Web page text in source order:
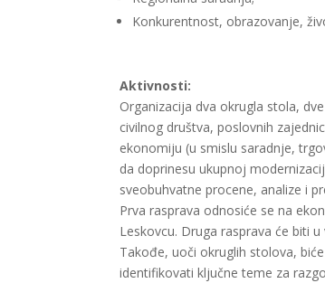
Kоnkurеntnоst, оbrаzоvаnjе,
Aktivnosti:
Organizacija dva okrugla stola,
civilnog društva, poslovnih
ekonomiju (u smislu saradnje,
da doprinesu ukupnoj
sveobuhvatne procene, analize i
Prva rasprava odnosiće se na
Leskovcu. Druga rasprava će biti
Takođe, uoči okruglih stolova,
identifikovati ključne teme za